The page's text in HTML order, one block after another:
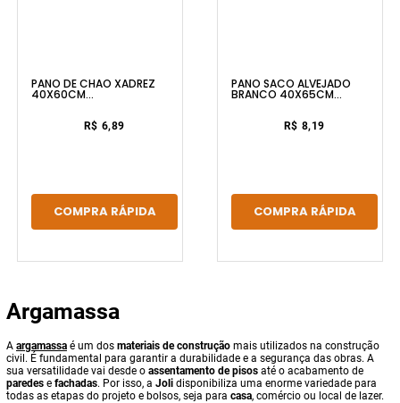
PANO DE CHAO XADREZ
40X60CM
R$ 6,89
COMPRA RÁPIDA
PANO SACO ALVEJADO
BRANCO 40X65CM
R$ 8,19
COMPRA RÁPIDA
Argamassa
A argamassa é um dos materiais de construção mais utilizados na construção
civil. É fundamental para garantir a durabilidade e a segurança das obras. A
sua versatilidade vai desde o assentamento de pisos até o acabamento de
paredes e fachadas. Por isso, a Joli disponibiliza uma enorme variedade para
todas as etapas do projeto e bolsos, seja para casa, comércio ou local de lazer.